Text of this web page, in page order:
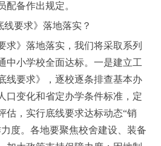
配备作出规定。
要求》落地落实？
》落地落实，我们将采取系列
中小学校全面达标。一是建立工
线要求》，逐校逐条排查基本办
口变化和省定办学条件标准，定
估，实行底线要求达标动态“销
度。各地要聚焦校舍建设、装备